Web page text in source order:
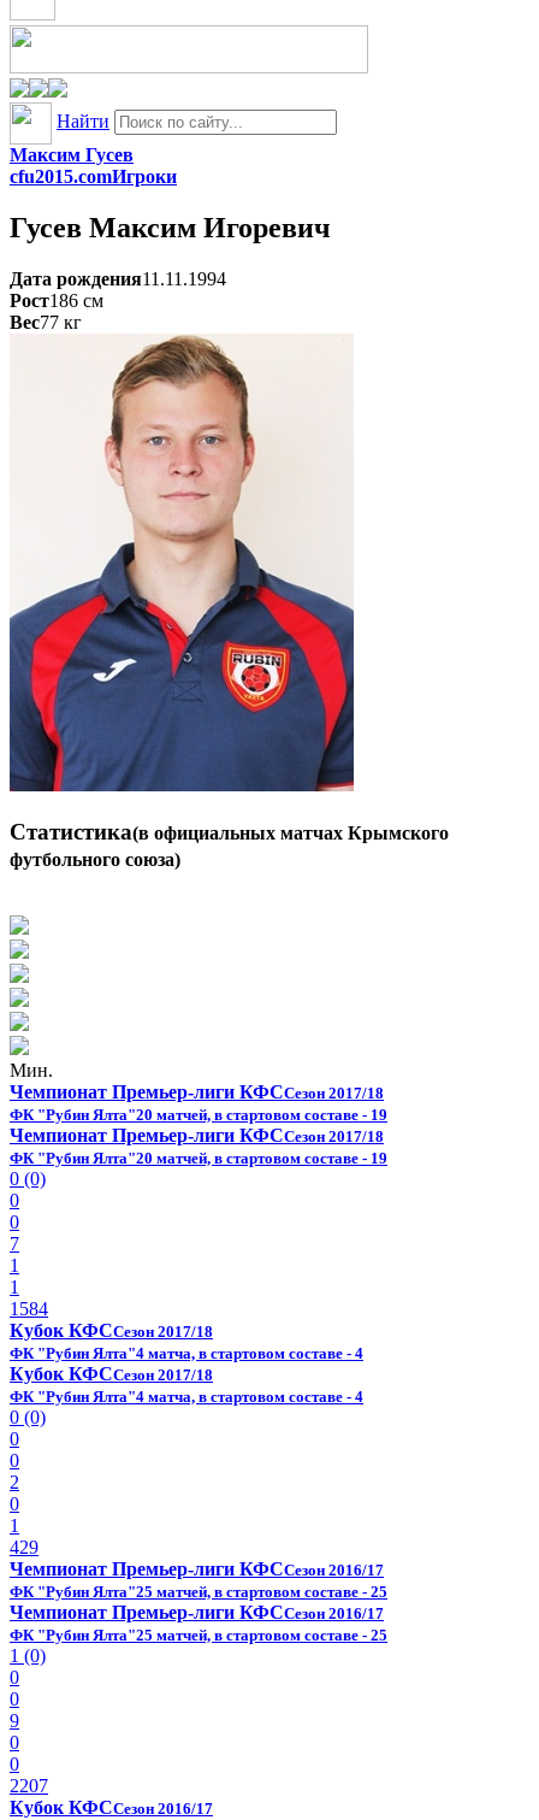
Найти
Максим Гусев
cfu2015.comИгроки
Гусев Максим Игоревич
Дата рождения11.11.1994
Рост186 см
Вес77 кг
Статистика(в официальных матчах Крымского
футбольного союза)
Мин.
Чемпионат Премьер-лиги КФССезон 2017/18
ФК "Рубин Ялта"20 матчей, в стартовом составе - 19
Чемпионат Премьер-лиги КФССезон 2017/18
ФК "Рубин Ялта"20 матчей, в стартовом составе - 19
0 (0)
0
0
7
1
1
1584
Кубок КФССезон 2017/18
ФК "Рубин Ялта"4 матча, в стартовом составе - 4
Кубок КФССезон 2017/18
ФК "Рубин Ялта"4 матча, в стартовом составе - 4
0 (0)
0
0
2
0
1
429
Чемпионат Премьер-лиги КФССезон 2016/17
ФК "Рубин Ялта"25 матчей, в стартовом составе - 25
Чемпионат Премьер-лиги КФССезон 2016/17
ФК "Рубин Ялта"25 матчей, в стартовом составе - 25
1 (0)
0
0
9
0
0
2207
Кубок КФССезон 2016/17